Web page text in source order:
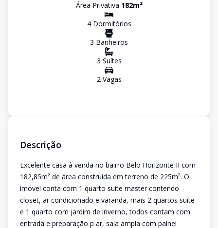
Área Privativa 182m²
4Dormitórios
3 Banheiros
3 Suítes
2Vagas
Descrição
Excelente casa à venda no bairro Belo Horizonte II com
182,85m² de área construída em terreno de 225m². O
imóvel conta com 1 quarto suíte master contendo
closet, ar condicionado e varanda, mais 2 quartos suíte
e 1 quarto com jardim de inverno, todos contam com
entrada e preparação p ar, sala ampla com painel